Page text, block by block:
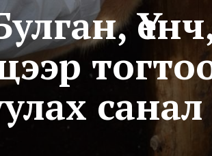
санал